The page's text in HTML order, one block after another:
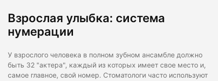
Взрослая улыбка: система
нумерации
У взрослого человека в полном зубном ансамбле должно
быть 32 "актера", каждый из которых имеет свое место и,
самое главное, свой номер. Стоматологи часто используют